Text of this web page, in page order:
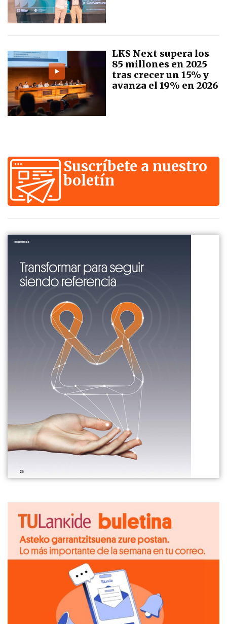
LKS Next supera los
85 millones en 2025
tras crecer un 15% y
avanza el 19% en 2026
Suscríbete a nuestro
boletín